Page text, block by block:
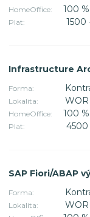
HomeOffice: 100 %
Plat: 1500
Infrastructure
Forma:
Lokalita:
HomeOffice: 100 %
Plat:
SAP Fiori/ABAP
Forma:
Lokalita: